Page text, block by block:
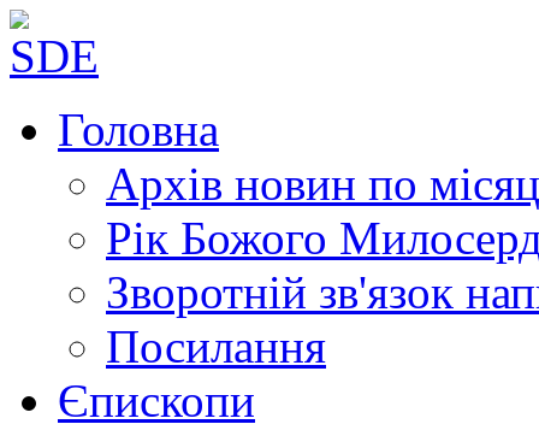
Головна
Архів новин по
Рік Божого
Зворотній зв'язок
Посилання
Єпископи